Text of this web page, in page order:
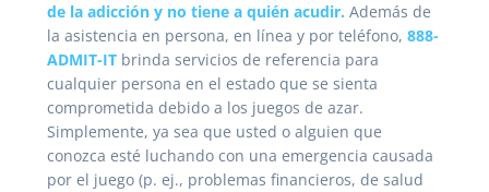
de la adicción y no tiene a quién acudir. Además de
la asistencia en persona, en línea y por teléfono, 888-
ADMIT-IT brinda servicios de referencia para
cualquier persona en el estado que se sienta
comprometida debido a los juegos de azar.
Simplemente, ya sea que usted o alguien que
conozca esté luchando con una emergencia causada
por el juego (p. ej., problemas financieros, de salud